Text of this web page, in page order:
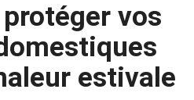
vos
estivale